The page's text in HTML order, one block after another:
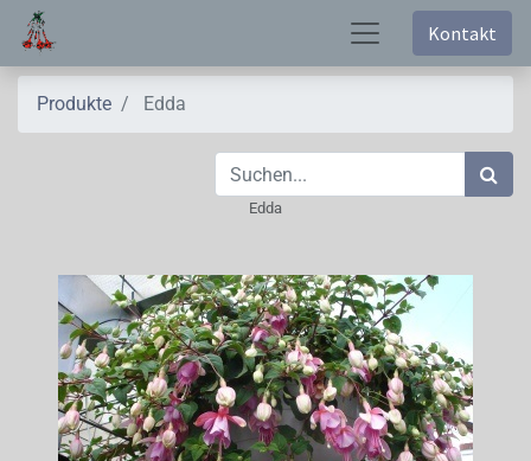
Kontakt
Produkte Edda
Edda